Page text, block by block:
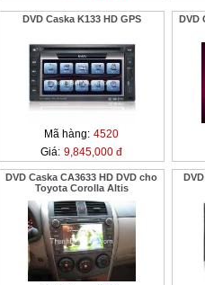
DVD Caska K133 HD GPS
Mã hàng: 4520
Giá: 9,845,000 đ
DVD
DVD Caska CA3633 HD DVD cho
Toyota Corolla Altis